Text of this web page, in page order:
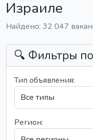
Израиле
Найдено: 32 047
🔍 Фильтры
Тип объявления:
Регион: